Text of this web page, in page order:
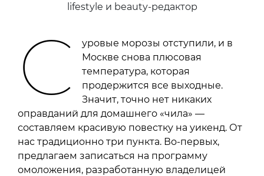
lifestyle и beauty-редактор
С
уровые морозы отступили, и в
Москве снова плюсовая
температура, которая
продержится все выходные.
Значит, точно нет никаких
оправданий для домашнего «чила» —
составляем красивую повестку на уикенд. От
нас традиционно три пункта. Во-первых,
предлагаем записаться на программу
омоложения, разработанную владелицей